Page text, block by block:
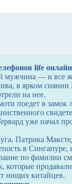
life онлайн
мужчина — и все
в ярком сиянии
на нее.
поедет в
уже начал
Патрика
в
по фамилии
которые
нищих китайцев.